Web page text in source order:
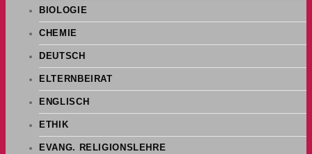
BIOLOGIE
CHEMIE
DEUTSCH
ELTERNBEIRAT
ENGLISCH
ETHIK
EVANG. RELIGIONSLEHRE